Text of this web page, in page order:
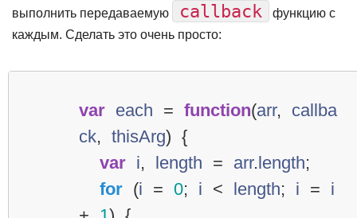
выполнить передаваемую
callback
функцию с
каждым. Сделать это очень просто:
var each = function(arr, callba
ck, thisArg) {
var i, length = arr.length;
for (i = 0; i < length; i = i